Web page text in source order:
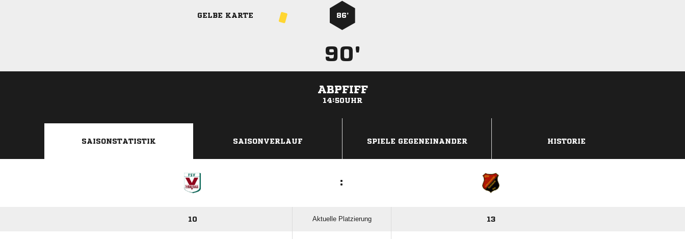
GELBE KARTE 86’
90'
ABPFIFF
14:50UHR
SAISONSTATISTIK SAISONVERLAUF SPIELE GEGENEINANDER HISTORIE
:
10 Aktuelle Platzierung 13